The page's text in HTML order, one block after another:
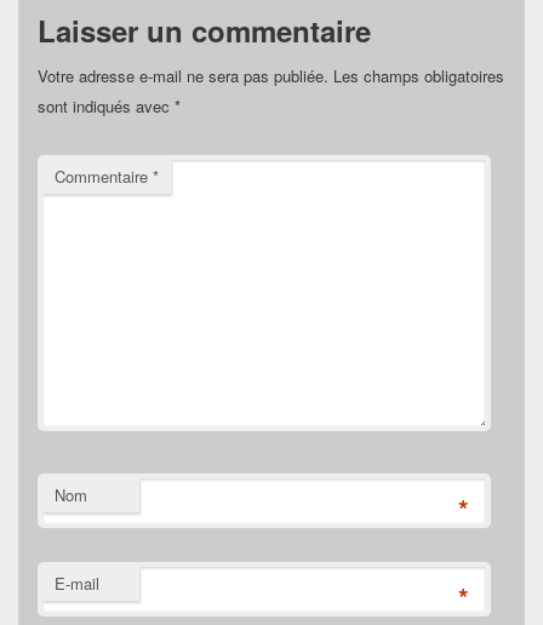
Laisser un commentaire
Votre adresse e-mail ne sera pas publiée. Les champs obligatoires
sont indiqués avec *
Commentaire *
Nom *
E-mail *